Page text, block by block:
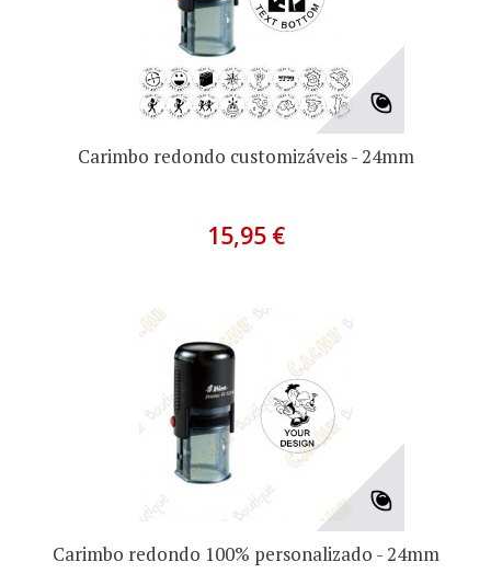
Carimbo redondo customizáveis - 24mm
15,95 €
Carimbo redondo 100% personalizado - 24mm